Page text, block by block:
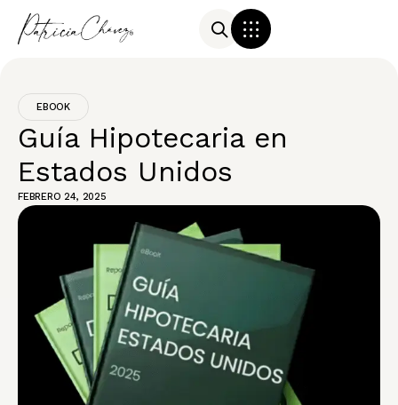
EBOOK
Guía Hipotecaria en
Estados Unidos
FEBRERO 24, 2025